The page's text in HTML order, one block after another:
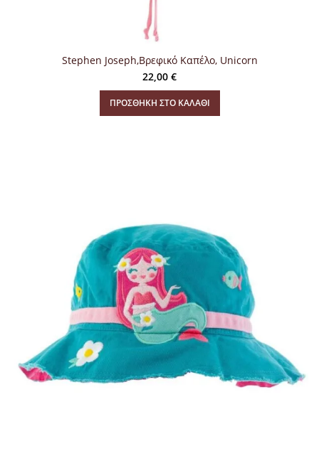
Stephen Joseph,Βρεφικό Καπέλο, Unicorn
22,00 €
ΠΡΟΣΘΉΚΗ ΣΤΟ ΚΑΛΆΘΙ